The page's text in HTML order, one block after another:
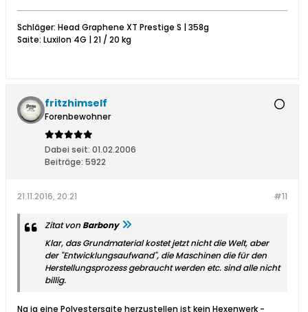
Schläger: Head Graphene XT Prestige S | 358g
Saite: Luxilon 4G | 21 / 20 kg
fritzhimself
Forenbewohner
Dabei seit: 01.02.2006
Beiträge: 5922
#11
21.11.2016, 20:21
Zitat vonBarbony
Klar, das Grundmaterial kostet jetzt nicht die Welt, aber
der "Entwicklungsaufwand", die Maschinen die für den
Herstellungsprozess gebraucht werden etc. sind alle nicht
billig.
Na ja eine Polyestersaite herzustellen ist kein Hexenwerk -